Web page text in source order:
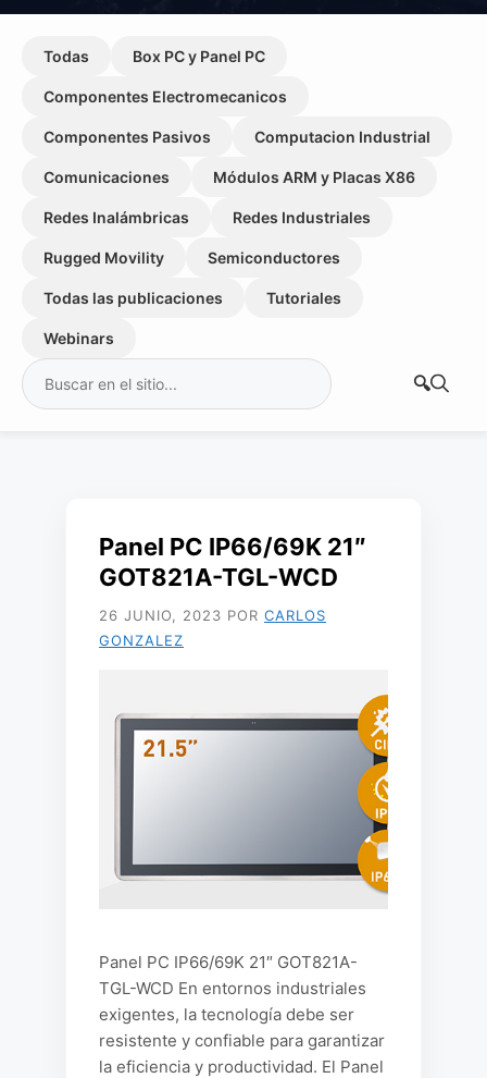
Todas Box PC y Panel PC
Componentes Electromecanicos
Componentes Pasivos Computacion Industrial
Comunicaciones Módulos ARM y Placas X86
Redes Inalámbricas Redes Industriales
Rugged Movility Semiconductores
Todas las publicaciones Tutoriales
Webinars
Buscar:
Panel PC IP66/69K 21″
GOT821A-TGL-WCD
26 JUNIO, 2023 POR CARLOS
GONZALEZ
Panel PC IP66/69K 21″ GOT821A-
TGL-WCD En entornos industriales
exigentes, la tecnología debe ser
resistente y confiable para garantizar
la eficiencia y productividad. El Panel